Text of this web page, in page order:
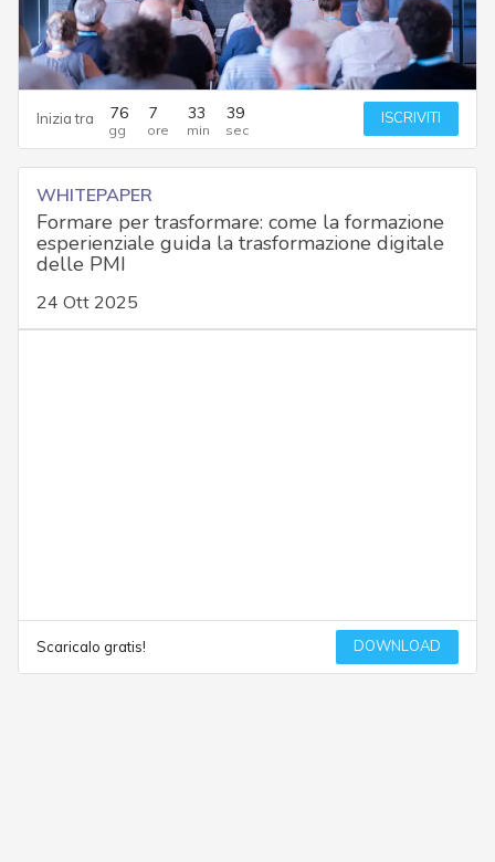
Inizia tra 76 7 33 38 ISCRIVITI
WHITEPAPER
Formare per trasformare: come la formazione
esperienziale guida la trasformazione digitale
delle PMI
24 Ott 2025
Scaricalo gratis! DOWNLOAD